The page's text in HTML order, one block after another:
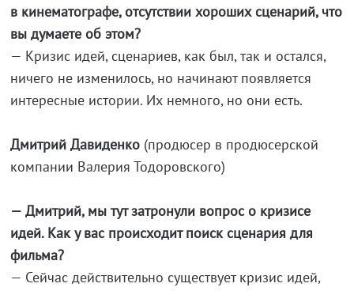
в кинематографе, отсутствии хороших сценарий, что
вы думаете об этом?
— Кризис идей, сценариев, как был, так и остался,
ничего не изменилось, но начинают появляется
интересные истории. Их немного, но они есть.
Дмитрий Давиденко(продюсер в продюсерской
компании Валерия Тодоровского)
— Дмитрий, мы тут затронули вопрос о кризисе
идей. Как у вас происходит поиск сценария для
фильма?
— Сейчас действительно существует кризис идей,